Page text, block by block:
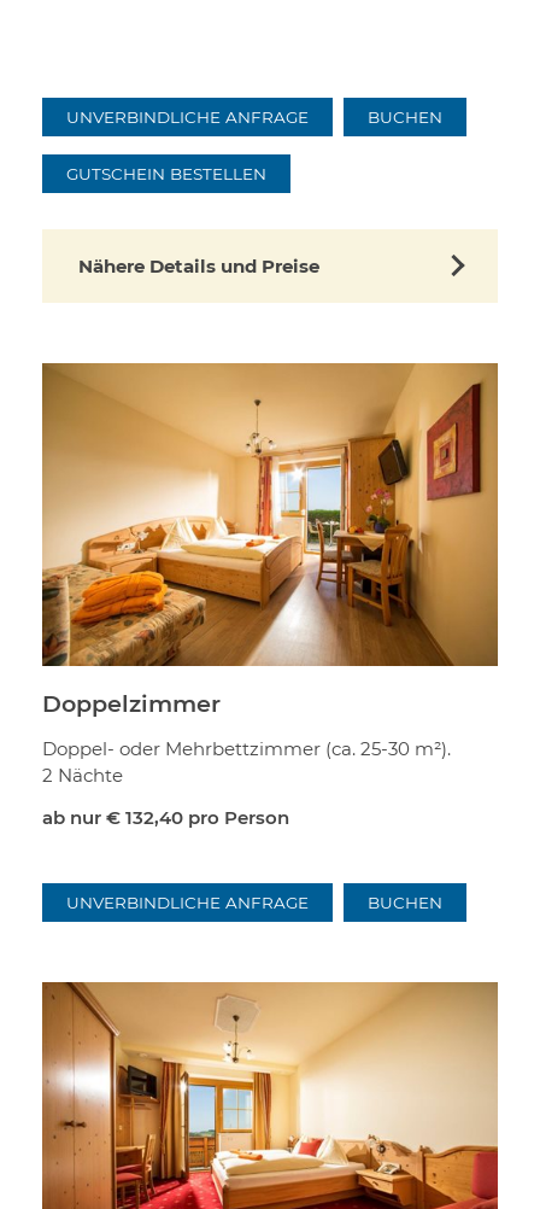
UNVERBINDLICHE ANFRAGE BUCHEN
GUTSCHEIN BESTELLEN
Nähere Details und Preise
Doppelzimmer
Doppel- oder Mehrbettzimmer (ca. 25-30 m²).
2 Nächte
ab nur € 132,40 pro Person
UNVERBINDLICHE ANFRAGE BUCHEN